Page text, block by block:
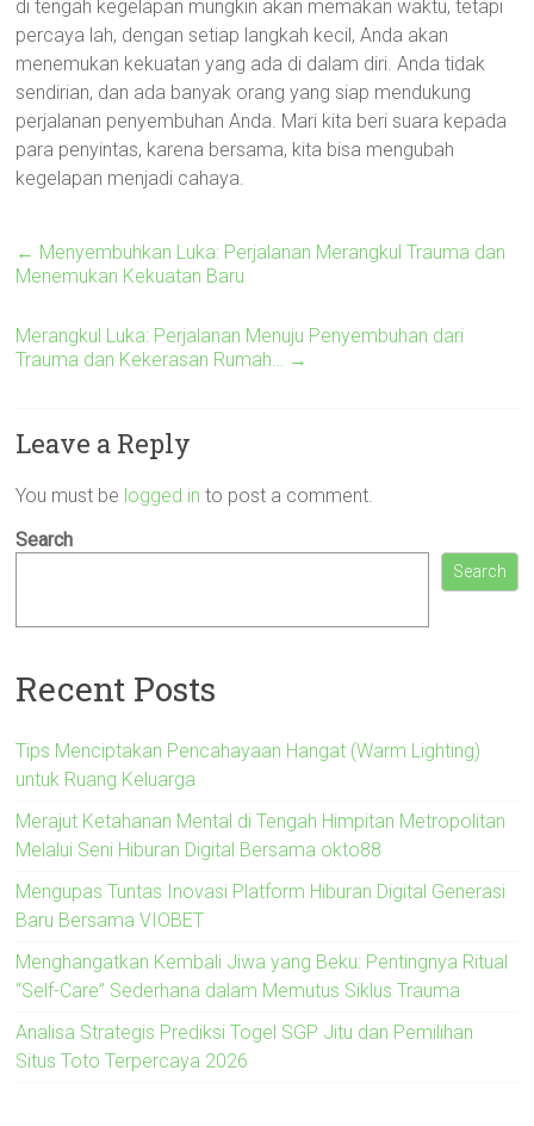
di tengah kegelapan mungkin akan memakan waktu, tetapi
percaya lah, dengan setiap langkah kecil, Anda akan
menemukan kekuatan yang ada di dalam diri. Anda tidak
sendirian, dan ada banyak orang yang siap mendukung
perjalanan penyembuhan Anda. Mari kita beri suara kepada
para penyintas, karena bersama, kita bisa mengubah
kegelapan menjadi cahaya.
← Menyembuhkan Luka: Perjalanan Merangkul Trauma dan
Menemukan Kekuatan Baru
Merangkul Luka: Perjalanan Menuju Penyembuhan dari
Trauma dan Kekerasan Rumah… →
Leave a Reply
You must be logged in to post a comment.
Search
Search
Recent Posts
Tips Menciptakan Pencahayaan Hangat (Warm Lighting)
untuk Ruang Keluarga
Merajut Ketahanan Mental di Tengah Himpitan Metropolitan
Melalui Seni Hiburan Digital Bersama okto88
Mengupas Tuntas Inovasi Platform Hiburan Digital Generasi
Baru Bersama VIOBET
Menghangatkan Kembali Jiwa yang Beku: Pentingnya Ritual
“Self-Care” Sederhana dalam Memutus Siklus Trauma
Analisa Strategis Prediksi Togel SGP Jitu dan Pemilihan
Situs Toto Terpercaya 2026